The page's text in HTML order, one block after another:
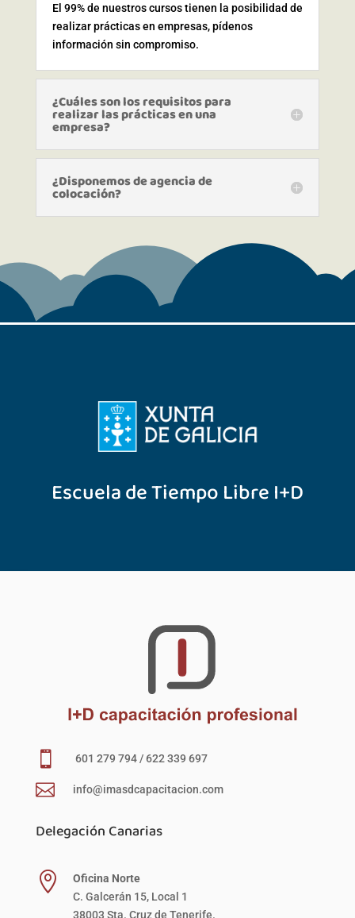
El 99% de nuestros cursos tienen la posibilidad de
realizar prácticas en empresas, pídenos
información sin compromiso.
¿Cuáles son los requisitos para
realizar las prácticas en una
empresa?
¿Disponemos de agencia de
colocación?
Escuela de Tiempo Libre I+D
 601 279 794 / 622 339 697
 info@imasdcapacitacion.com
Delegación Canarias

Oficina Norte
C. Galcerán 15, Local 1
38003 Sta. Cruz de Tenerife.